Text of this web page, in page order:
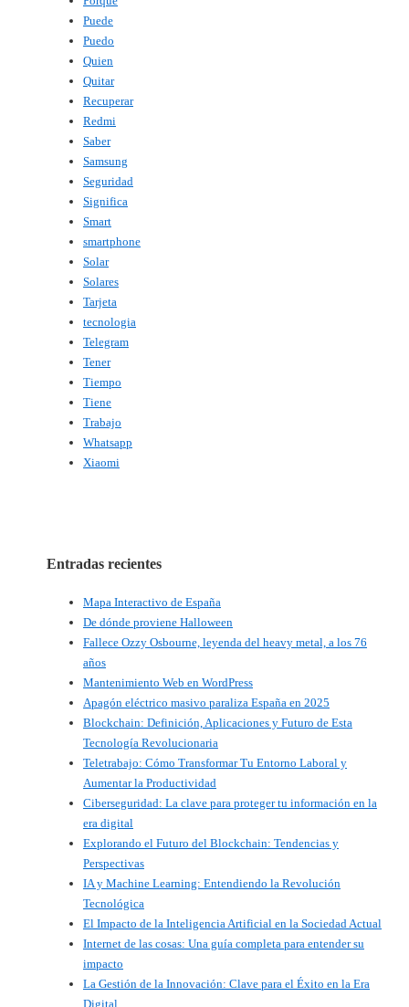
Puede
Puedo
Quien
Quitar
Recuperar
Redmi
Saber
Samsung
Seguridad
Significa
Smart
smartphone
Solar
Solares
Tarjeta
tecnologia
Telegram
Tener
Tiempo
Tiene
Trabajo
Whatsapp
Xiaomi
Entradas recientes
Mapa Interactivo de España
De dónde proviene Halloween
Fallece Ozzy Osbourne, leyenda del heavy metal, a los 76
años
Mantenimiento Web en WordPress
Apagón eléctrico masivo paraliza España en 2025
Blockchain: Definición, Aplicaciones y Futuro de Esta
Tecnología Revolucionaria
Teletrabajo: Cómo Transformar Tu Entorno Laboral y
Aumentar la Productividad
Ciberseguridad: La clave para proteger tu información en la
era digital
Explorando el Futuro del Blockchain: Tendencias y
Perspectivas
IA y Machine Learning: Entendiendo la Revolución
Tecnológica
El Impacto de la Inteligencia Artificial en la Sociedad Actual
Internet de las cosas: Una guía completa para entender su
impacto
La Gestión de la Innovación: Clave para el Éxito en la Era
Digital